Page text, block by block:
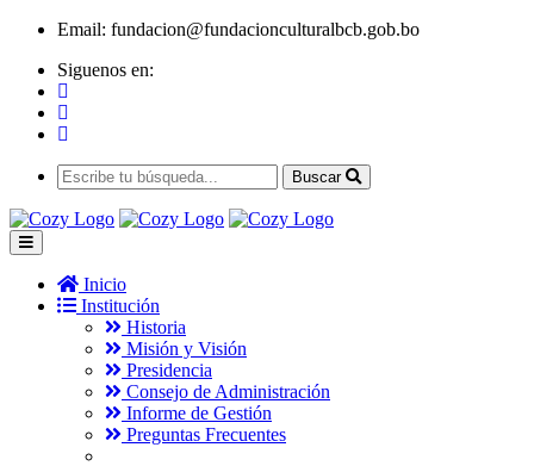
Email: fundacion@fundacionculturalbcb.gob.bo
Siguenos en:
Buscar
Inicio
Institución
Historia
Misión y Visión
Presidencia
Consejo de Administración
Informe de Gestión
Preguntas Frecuentes